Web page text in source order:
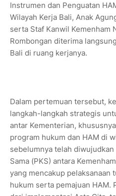
Instrumen dan Penguatan
Wilayah Kerja Bali, Anak
serta Staf Kanwil Kemenham
Rombongan diterima
Bali di ruang kerjanya.
Dalam pertemuan tersebut,
langkah-langkah strategis
antar Kementerian,
program hukum dan HAM di
sebelumnya telah
Sama (PKS) antara
yang mencakup pelaksanaan
hukum serta pemajuan HAM.